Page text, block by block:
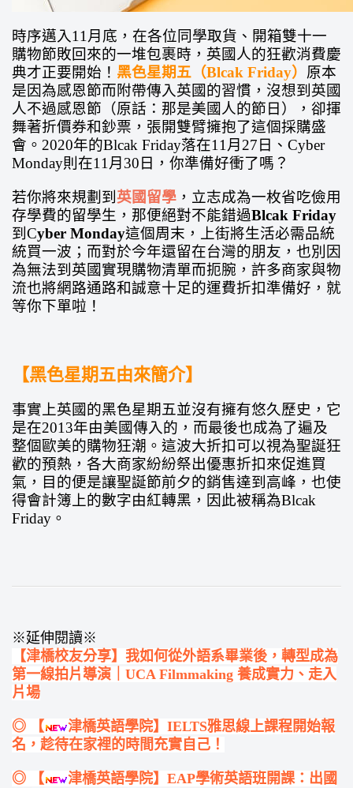
時序邁入11月底，在各位同學取貨、開箱雙十一
購物節敗回來的一堆包裹時，英國人的狂歡消費慶
典才正要開始！ 黑色星期五（Blcak Friday） 原本
是因為感恩節而附帶傳入英國的習慣，沒想到英國
人不過感恩節（原話：那是美國人的節日），卻揮
舞著折價券和鈔票，張開雙臂擁抱了這個採購盛
會。2020年的Blcak Friday落在11月27日、Cyber
Monday則在11月30日，你準備好衝了嗎？
若你將來規劃到 英國留學 ，立志成為一枚省吃儉用
存學費的留學生，那便絕對不能錯過Blcak Friday
到Cyber Monday這個周末，上街將生活必需品統
統買一波；而對於今年還留在台灣的朋友，也別因
為無法到英國實現購物清單而扼腕，許多商家與物
流也將網路通路和誠意十足的運費折扣準備好，就
等你下單啦！
【黑色星期五由來簡介】
事實上英國的黑色星期五並沒有擁有悠久歷史，它
是在2013年由美國傳入的，而最後也成為了遍及
整個歐美的購物狂潮。這波大折扣可以視為聖誕狂
歡的預熱，各大商家紛紛祭出優惠折扣來促進買
氣，目的便是讓聖誕節前夕的銷售達到高峰，也使
得會計簿上的數字由紅轉黑，因此被稱為Blcak
Friday。
※延伸閱讀※
【津橋校友分享】我如何從外語系畢業後，轉型成為
第一線拍片導演｜UCA Filmmaking 養成實力、走入
片場
◎ 【
津橋英語學院】IELTS雅思線上課程開始報
名，趁待在家裡的時間充實自己！
◎ 【
津橋英語學院】EAP學術英語班開課：出國